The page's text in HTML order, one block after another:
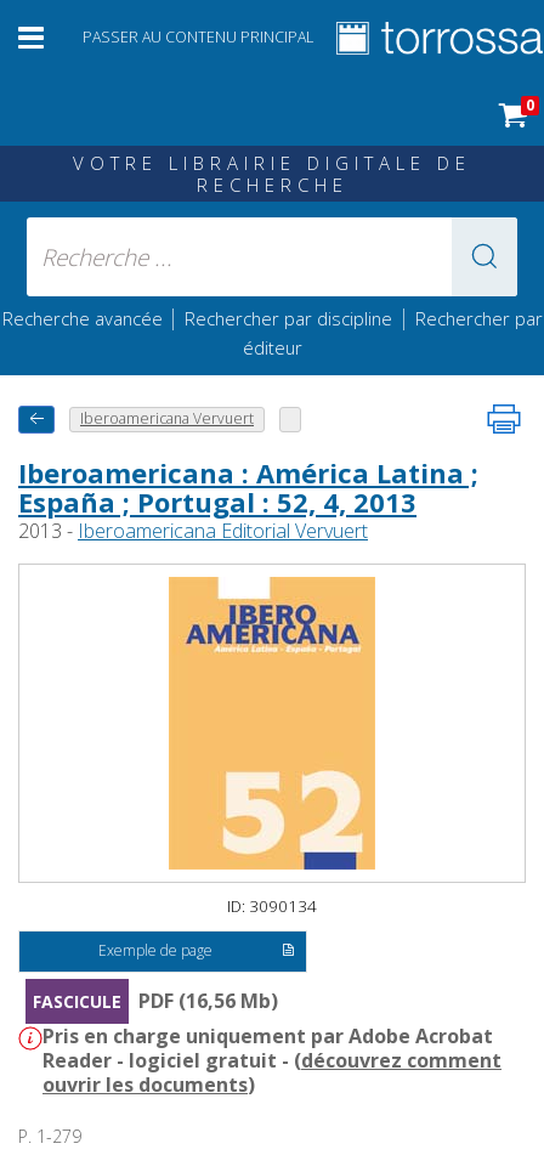
PASSER AU CONTENU PRINCIPAL
0
VOTRE LIBRAIRIE DIGITALE DE
RECHERCHE
Recherche avancée | Rechercher par discipline | Rechercher par
éditeur
Iberoamericana Vervuert
Iberoamericana : América Latina ;
España ; Portugal : 52, 4, 2013
2013 - Iberoamericana Editorial Vervuert
ID: 3090134
Exemple de page
FASCICULE
PDF (16,56 Mb)
Pris en charge uniquement par Adobe Acrobat
Reader - logiciel gratuit - (découvrez comment
ouvrir les documents)
P. 1-279